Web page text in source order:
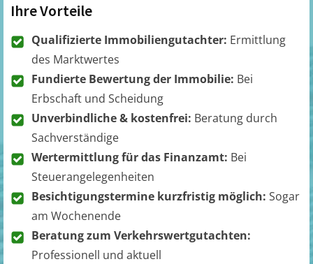
Ihre Vorteile
Qualifizierte Immobiliengutachter: Ermittlung
des Marktwertes
Fundierte Bewertung der Immobilie: Bei
Erbschaft und Scheidung
Unverbindliche & kostenfrei: Beratung durch
Sachverständige
Wertermittlung für das Finanzamt: Bei
Steuerangelegenheiten
Besichtigungstermine kurzfristig möglich: Sogar
am Wochenende
Beratung zum Verkehrswertgutachten:
Professionell und aktuell